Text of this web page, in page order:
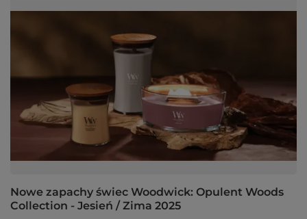
Nowe zapachy świec Woodwick: Opulent Woods
Collection - Jesień / Zima 2025